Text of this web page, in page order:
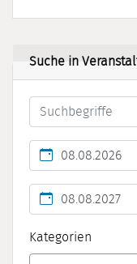
Suche in
Kalendertag
Kalendertag
Kategorien